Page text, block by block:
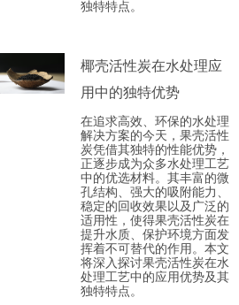
独特特点。
椰壳活性炭在水处理应
用中的独特优势
在追求高效、环保的水处理
解决方案的今天，果壳活性
炭凭借其独特的性能优势，
正逐步成为众多水处理工艺
中的优选材料。其丰富的微
孔结构、强大的吸附能力、
稳定的回收效果以及广泛的
适用性，使得果壳活性炭在
提升水质、保护环境方面发
挥着不可替代的作用。本文
将深入探讨果壳活性炭在水
处理工艺中的应用优势及其
独特特点。